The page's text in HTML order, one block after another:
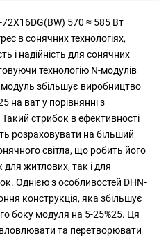
570 ≈ 585 Вт
в сонячних технологіях,
і надійність для сонячних
технологію N-модулів
збільшує виробництво
на ват у порівнянні з
стрибок в ефективності
розраховувати на більший
світла, що робить його
житлових, так і для
Однією з особливостей DHN-
конструкція, яка збільшує
боку модуля на 5-25%25. Ця
та перетворювати